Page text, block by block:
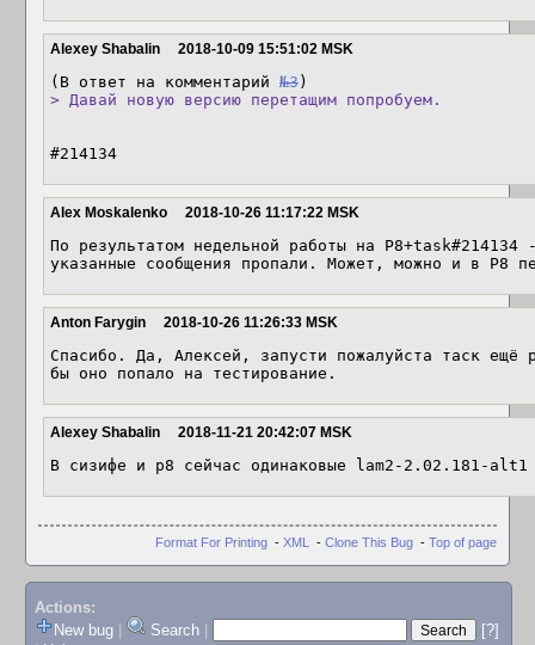
Alexey Shabalin 2018-10-09 15:51:02 MSK
(В ответ на комментарий №3
> Давай новую версию перетащим попробуем.
#214134
Alex Moskalenko 2018-10-26 11:17:22 MSK
По результатом недельной работы на
указанные сообщения пропали. Может, можно и в P8
Anton Farygin 2018-10-26 11:26:33 MSK
Спасибо. Да, Алексей, запусти пожалуйста таск ещё
бы оно попало на тестирование.
Alexey Shabalin 2018-11-21 20:42:07 MSK
В сизифе и p8 сейчас одинаковые lam2-2.02.181-alt1
Format For Printing - XML - Clone This Bug - Top of page
Actions:
New bug
Search
[?]